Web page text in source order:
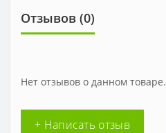
Отзывов (0)
Нет отзывов о данном товаре.
+ Написать отзыв